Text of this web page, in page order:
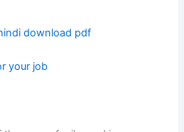
download pdf
your job